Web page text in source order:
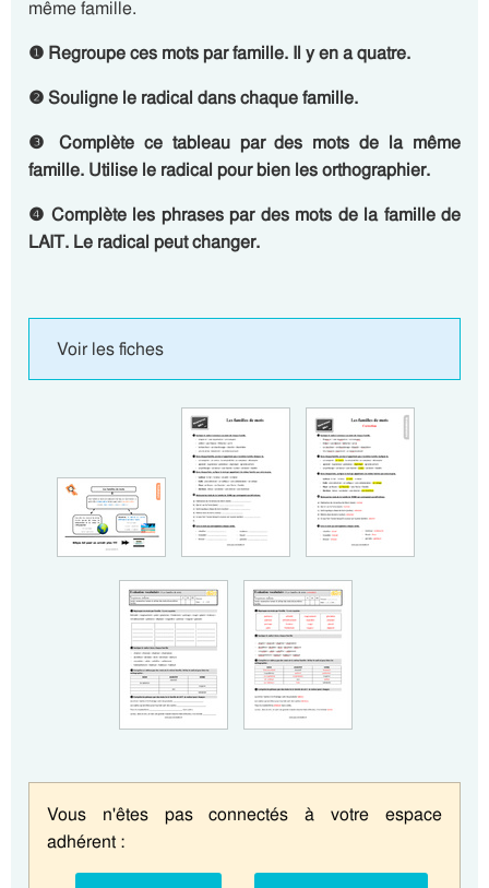
même famille.
❶ Regroupe ces mots par famille. Il y en a quatre.
❷ Souligne le radical dans chaque famille.
❸ Complète ce tableau par des mots de la même
famille. Utilise le radical pour bien les orthographier.
❹ Complète les phrases par des mots de la famille de
LAIT. Le radical peut changer.
Voir les fiches
Vous n'êtes pas connectés à votre espace
adhérent :